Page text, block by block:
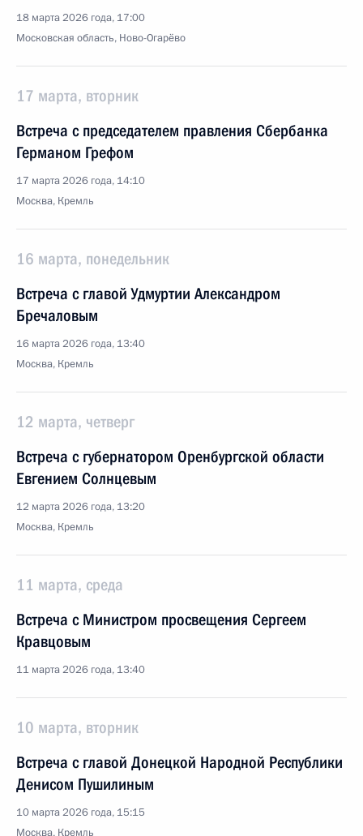
18 марта 2026 года, 17:00
Московская область, Ново-Огарёво
17 марта, вторник
Встреча с председателем правления Сбербанка
Германом Грефом
17 марта 2026 года, 14:10
Москва, Кремль
16 марта, понедельник
Встреча с главой Удмуртии Александром
Бречаловым
16 марта 2026 года, 13:40
Москва, Кремль
12 марта, четверг
Встреча с губернатором Оренбургской области
Евгением Солнцевым
12 марта 2026 года, 13:20
Москва, Кремль
11 марта, среда
Встреча с Министром просвещения Сергеем
Кравцовым
11 марта 2026 года, 13:40
10 марта, вторник
Встреча с главой Донецкой Народной Республики
Денисом Пушилиным
10 марта 2026 года, 15:15
Москва, Кремль